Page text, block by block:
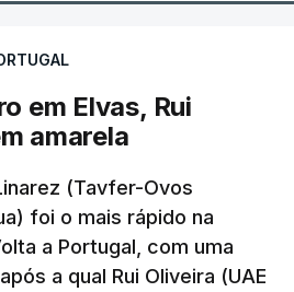
em Elvas, Rui
amarela
(Tavfer-Ovos
foi o mais rápido na
a Portugal, com uma
a qual Rui Oliveira (UAE